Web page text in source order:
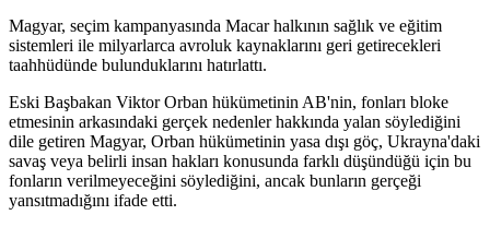
Magyar, seçim kampanyasında Macar halkının sağlık ve eğitim
sistemleri ile milyarlarca avroluk kaynaklarını geri getirecekleri
taahhüdünde bulunduklarını hatırlattı.
Eski Başbakan Viktor Orban hükümetinin AB'nin, fonları bloke
etmesinin arkasındaki gerçek nedenler hakkında yalan söylediğini
dile getiren Magyar, Orban hükümetinin yasa dışı göç, Ukrayna'daki
savaş veya belirli insan hakları konusunda farklı düşündüğü için bu
fonların verilmeyeceğini söylediğini, ancak bunların gerçeği
yansıtmadığını ifade etti.